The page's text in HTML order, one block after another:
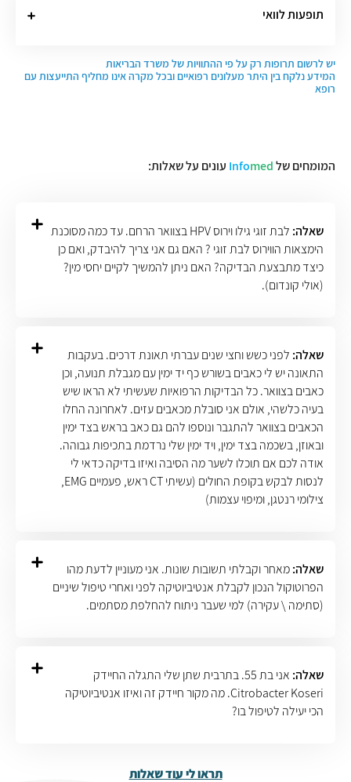
תופעות לוואי
יש לרשום תרופות רק על פי ההתוויות של משרד הבריאות
המידע נלקח בין היתר מעלונים רפואיים ובכל מקרה אינו מחליף התייעצות עם
רופא
המומחים של Infomed עונים על שאלות:
שאלה:
לבת זוגי גילו וירוס HPV בצוואר הרחם. עד כמה מסוכנת
הימצאות הווירוס לבת זוגי ? האם גם אני צריך להיבדק, ואם כן
כיצד מתבצעת הבדיקה? האם ניתן להמשיך לקיים יחסי מין?
(אולי קונדום).
שאלה: לפני כשש וחצי שנים עברתי תאונת דרכים. בעקבות
התאונה יש לי כאבים בשורש כף יד ימין עם מגבלת תנועה, וכן
כאבים בצוואר. כל הבדיקות הרפואיות שעשיתי לא הראו שיש
בעיה כלשהי, אולם אני סובלת מכאבים עזים. לאחרונה החלו
הכאבים בצוואר להתגבר ונוספו להם גם כאב בראש בצד ימין
ובאוזן, בשכמה בצד ימין, ויד ימין שלי נרדמת בתכיפות גבוהה.
אודה לכם אם תוכלו לשער מה הסיבה ואיזו בדיקה כדאי לי
לנסות לבקש בקופת החולים (עשיתי CT ראש, פעמיים EMG,
צילומי רנטגן, ומיפוי עצמות)
שאלה:מאחר וקבלתי תשובות שונות. אני מעוניין לדעת מהו
הפרוטוקול הנכון לקבלת אנטיביוטיקה לפני ואחרי טיפול שיניים
(סתימה \ עקירה) למי שעבר ניתוח להחלפת מסתמים.
שאלה:
אני בת 55. בתרבית שתן שלי התגלה החיידק
Citrobacter Koseri. מה מקור חיידק זה ואיזו אנטיביוטיקה
הכי יעילה לטיפול בו?
תראו לי עוד שאלות